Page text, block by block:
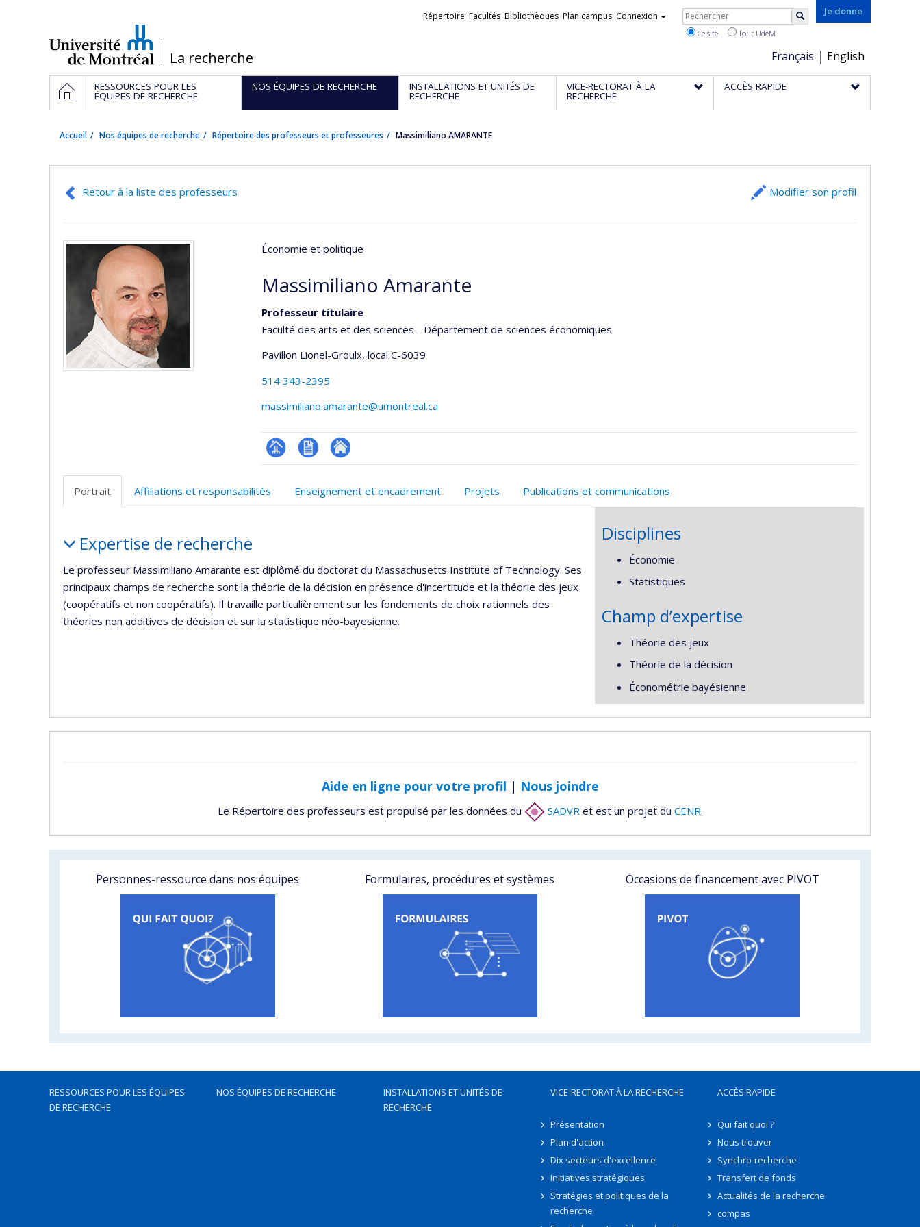
/La recherche
Je donne
Choix
de
la
Français English
Liens
Répertoire Facultés Bibliothèques Plan campus Connexion Rechercher
Ce site Tout UdeM
Navigation
principale
ACCUEILRESSOURCES POUR LES
ÉQUIPES DE RECHERCHE
NOS ÉQUIPES DE RECHERCHE INSTALLATIONS ET UNITÉS DE
RECHERCHE
VICE-RECTORAT À LA
RECHERCHE
ACCÈS RAPIDE
Accueil Nos équipes de recherche Répertoire des professeurs et professeures Massimiliano AMARANTE
Retour à la liste des professeurs Modifier son profil
Économie et politique
Massimiliano Amarante
Professeur titulaire
Faculté des arts et des sciences - Département de sciences économiques
Pavillon Lionel-Groulx, local C-6039
514 343-2395
massimiliano.amarante@umontreal.ca
Page
(faculté,département,école)
CV
Autre
Portrait Affiliations et responsabilités Enseignement et encadrement Projets Publications et communications
Expertise de recherche
Le professeur Massimiliano Amarante est diplômé du doctorat du Massachusetts Institute of Technology. Ses
principaux champs de recherche sont la théorie de la décision en présence d'incertitude et la théorie des jeux
(coopératifs et non coopératifs). Il travaille particulièrement sur les fondements de choix rationnels des
théories non additives de décision et sur la statistique néo-bayesienne.
Disciplines
Économie
Statistiques
Champ d’expertise
Théorie des jeux
Théorie de la décision
Économétrie bayésienne
Aide en ligne pour votre profil | Nous joindre
Le Répertoire des professeurs est propulsé par les données du SADVR et est un projet du CENR.
Personnes-ressource dans nos équipes Formulaires, procédures et systèmes Occasions de financement avec PIVOT
RESSOURCES POUR LES ÉQUIPES
DE RECHERCHE
NOS ÉQUIPES DE RECHERCHE
INSTALLATIONS ET UNITÉS DE
RECHERCHE
VICE-RECTORAT À LA RECHERCHE
Présentation
Plan d'action
Dix secteurs d'excellence
Initiatives stratégiques
Stratégies et politiques de la
recherche
ACCÈS RAPIDE
Qui fait quoi ?
Nous trouver
Synchro-recherche
Transfert de fonds
Actualités de la recherche
compas